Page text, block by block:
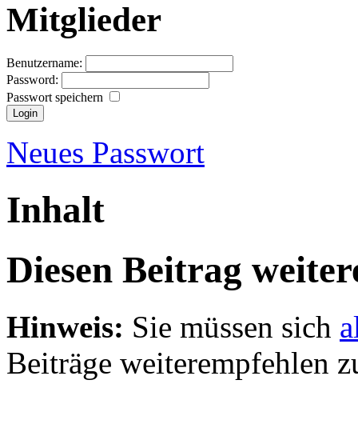
Mitglieder
Benutzername:
Password:
Passwort speichern
Neues Passwort
Inhalt
Diesen Beitrag
Hinweis: Sie müssen sich
Beiträge weiterempfehlen